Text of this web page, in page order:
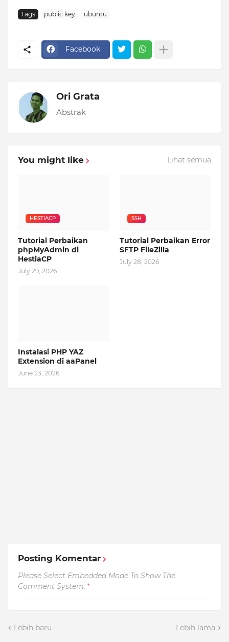
Tags public key ubuntu
Facebook
Ori Grata
Abstrak
You might like Lihat semua
HESTIACP
Tutorial Perbaikan
phpMyAdmin di
HestiaCP
July 29, 2026
SSH
Tutorial Perbaikan Error
SFTP FileZilla
July 28, 2026
Instalasi PHP YAZ
Extension di aaPanel
June 23, 2026
Posting Komentar
Please Select Embedded Mode To Show The
Comment System. *
Lebih baru Lebih lama